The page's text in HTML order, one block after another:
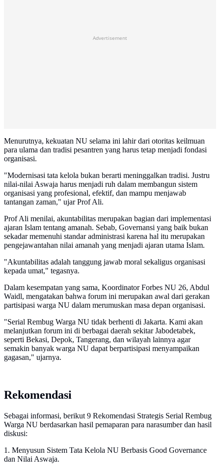
Advertisement
Menurutnya, kekuatan NU selama ini lahir dari otoritas keilmuan
para ulama dan tradisi pesantren yang harus tetap menjadi fondasi
organisasi.
"Modernisasi tata kelola bukan berarti meninggalkan tradisi. Justru
nilai-nilai Aswaja harus menjadi ruh dalam membangun sistem
organisasi yang profesional, efektif, dan mampu menjawab
tantangan zaman," ujar Prof Ali.
Prof Ali menilai, akuntabilitas merupakan bagian dari implementasi
ajaran Islam tentang amanah. Sebab, Governansi yang baik bukan
sekadar memenuhi standar administrasi karena hal itu merupakan
pengejawantahan nilai amanah yang menjadi ajaran utama Islam.
"Akuntabilitas adalah tanggung jawab moral sekaligus organisasi
kepada umat," tegasnya.
Dalam kesempatan yang sama, Koordinator Forbes NU 26, Abdul
Waidl, mengatakan bahwa forum ini merupakan awal dari gerakan
partisipasi warga NU dalam merumuskan masa depan organisasi.
"Serial Rembug Warga NU tidak berhenti di Jakarta. Kami akan
melanjutkan forum ini di berbagai daerah sekitar Jabodetabek,
seperti Bekasi, Depok, Tangerang, dan wilayah lainnya agar
semakin banyak warga NU dapat berpartisipasi menyampaikan
gagasan," ujarnya.
Rekomendasi
Sebagai informasi, berikut 9 Rekomendasi Strategis Serial Rembug
Warga NU berdasarkan hasil pemaparan para narasumber dan hasil
diskusi:
1. Menyusun Sistem Tata Kelola NU Berbasis Good Governance
dan Nilai Aswaja.